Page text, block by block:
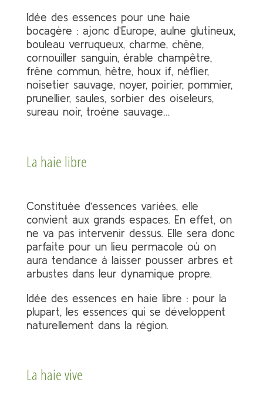
Idée des essences pour une haie
bocagère : ajonc d’Europe, aulne glutineux,
bouleau verruqueux, charme, chêne,
cornouiller sanguin, érable champêtre,
frêne commun, hêtre, houx if, néflier,
noisetier sauvage, noyer, poirier, pommier,
prunellier, saules, sorbier des oiseleurs,
sureau noir, troène sauvage…
La haie libre
Constituée d’essences variées, elle
convient aux grands espaces. En effet, on
ne va pas intervenir dessus. Elle sera donc
parfaite pour un lieu permacole où on
aura tendance à laisser pousser arbres et
arbustes dans leur dynamique propre.
Idée des essences en haie libre : pour la
plupart, les essences qui se développent
naturellement dans la région.
La haie vive